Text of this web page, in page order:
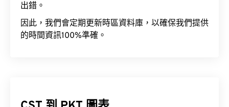
出錯。
因此，我們會定期更新時區資料庫，以確保我們提供
的時間資訊100%準確。